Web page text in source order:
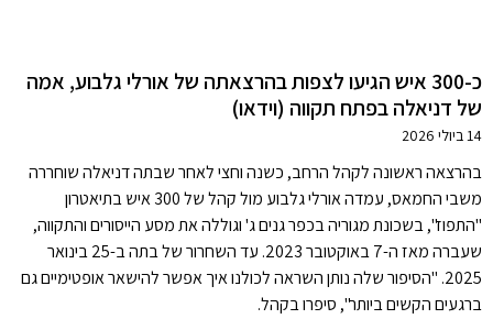
כ-300 איש הגיעו לצפות בהרצאתה של אורלי גלבוע, אמה
של דניאלה בפתח תקווה (וידאו)
14 ביולי 2026
בהרצאה ראשונה לקהל הרחב, כשנה וחצי לאחר שבתה דניאלה שוחררה
משבי החמאס, עמדה אורלי גלבוע מול קהל של 300 איש בתיאטרון
"התפוז", בשכונת מגוריה בכפר גנים ג' וגוללה את מסע הייסורים והתקווה,
שעברה מאז ה-7 באוקטובר 2023. עד השחרור של בתה ב-25 בינואר
2025. "הסיפור שלה נותן השראה לכולנו איך אפשר להישאר אופטימיים גם
ברגעים הקשים ביותר", סיפרו בקהל.